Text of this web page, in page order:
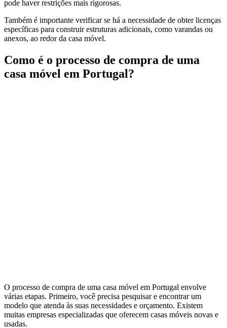
pode haver restrições mais rigorosas.
Também é importante verificar se há a necessidade de obter licenças
específicas para construir estruturas adicionais, como varandas ou
anexos, ao redor da casa móvel.
Como é o processo de compra de uma
casa móvel em Portugal?
O processo de compra de uma casa móvel em Portugal envolve
várias etapas. Primeiro, você precisa pesquisar e encontrar um
modelo que atenda às suas necessidades e orçamento. Existem
muitas empresas especializadas que oferecem casas móveis novas e
usadas.